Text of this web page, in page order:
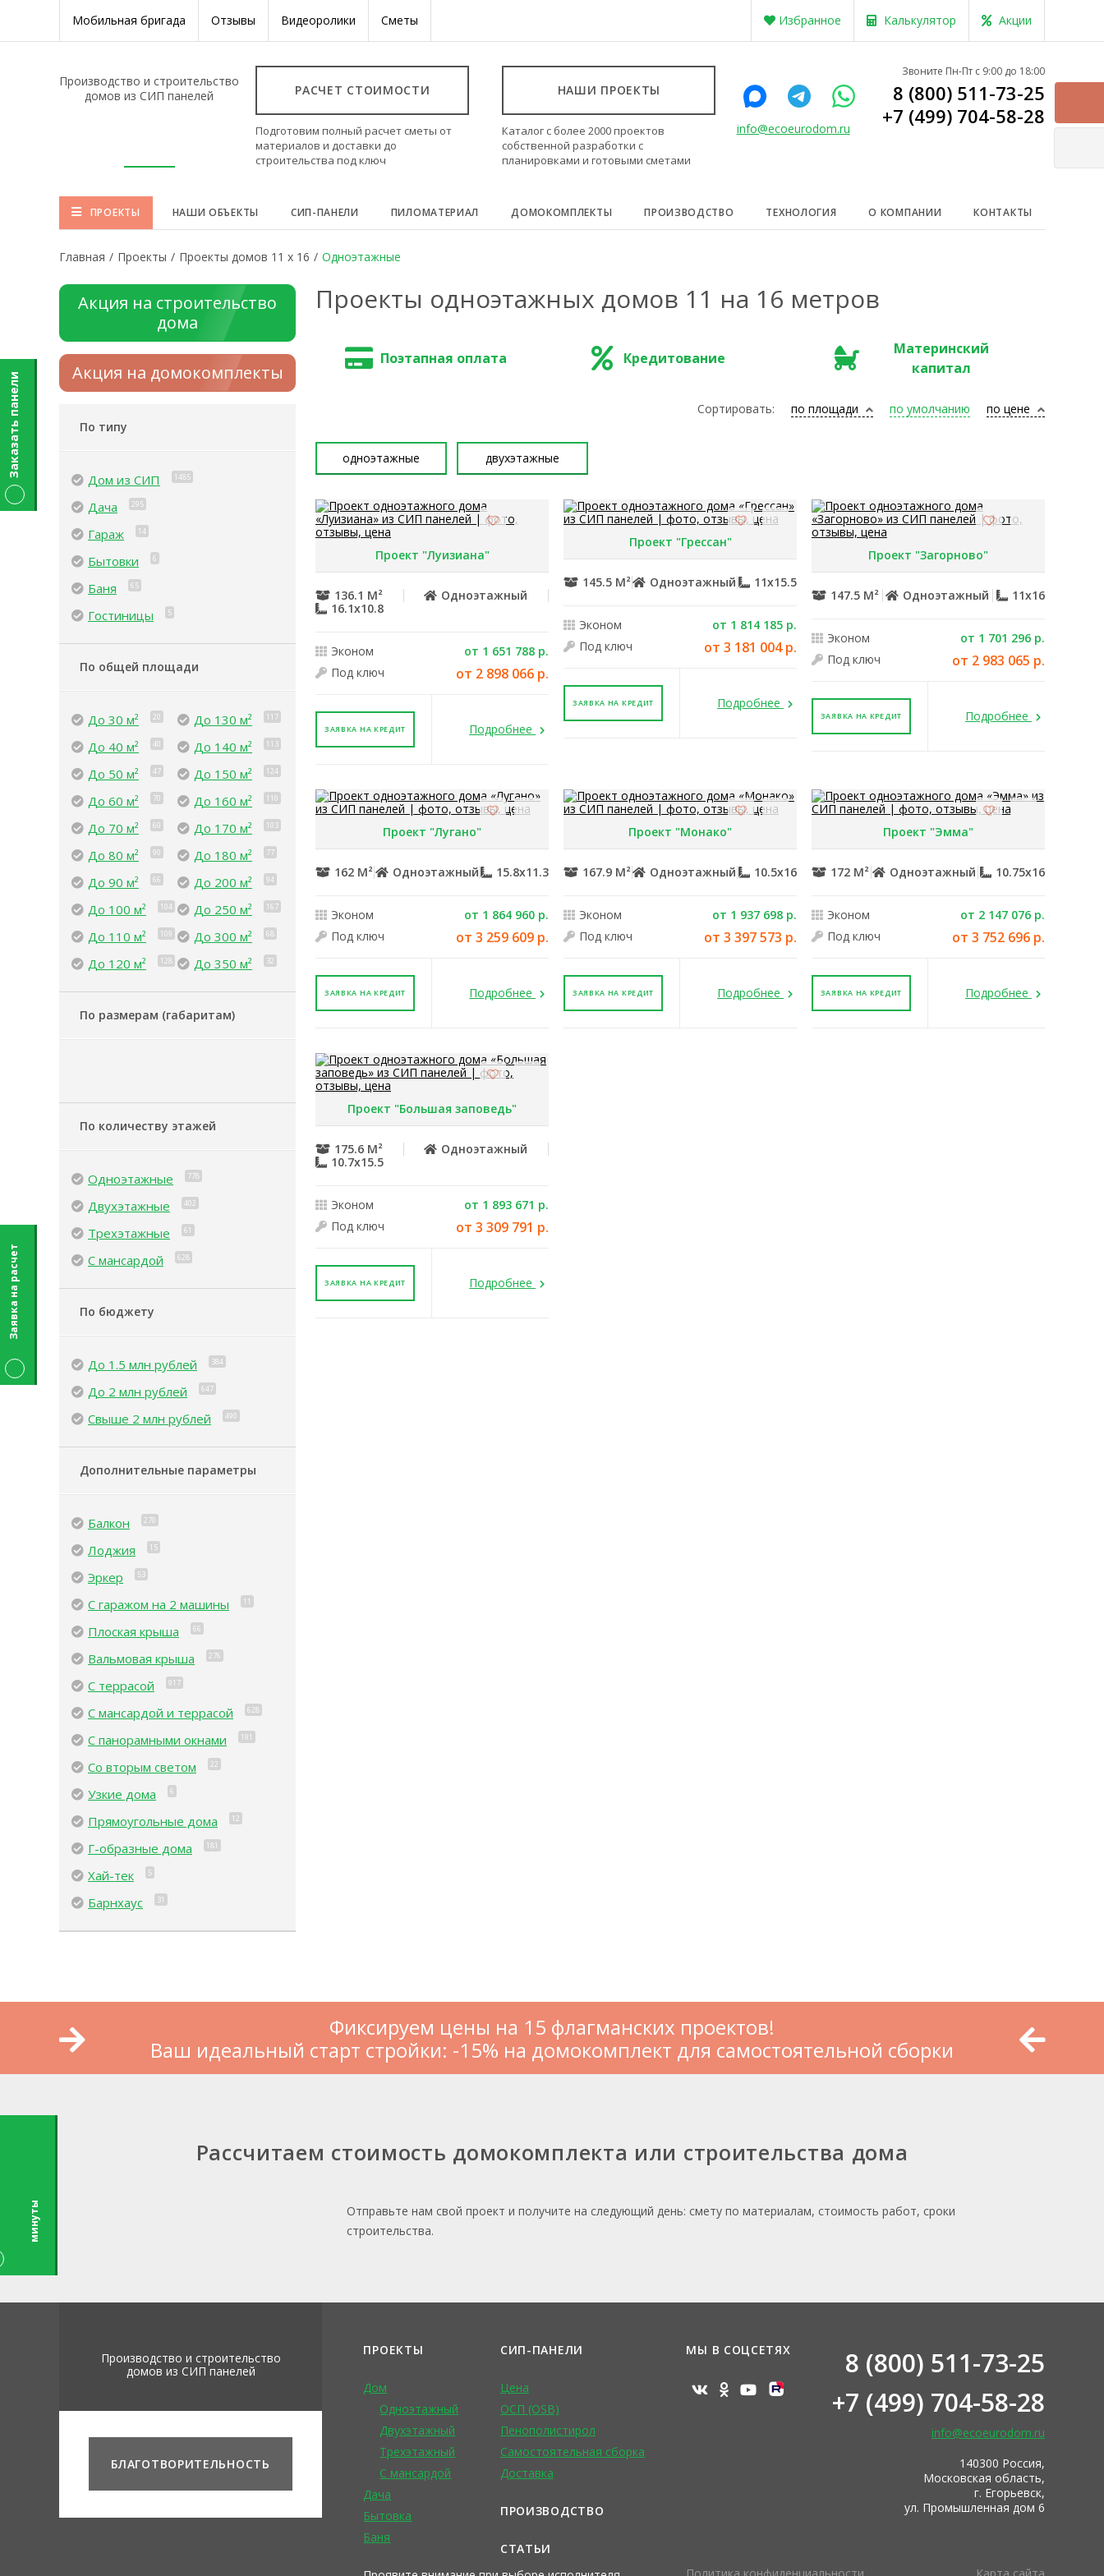
Мобильная бригада Отзывы Видеоролики Сметы Избранное Калькулятор Акции
Производство и строительство
домов из СИП панелей
РАСЧЕТ СТОИМОСТИ
Подготовим полный расчет сметы от
материалов и доставки до
строительства под ключ
НАШИ ПРОЕКТЫ
Каталог с более 2000 проектов
собственной разработки с
планировками и готовыми сметами
info@ecoeurodom.ru
Звоните Пн-Пт с 9:00 до 18:00
8 (800) 511-73-25
+7 (499) 704-58-28
ПРОЕКТЫ НАШИ ОБЪЕКТЫ СИП-ПАНЕЛИ ПИЛОМАТЕРИАЛ ДОМОКОМПЛЕКТЫ ПРОИЗВОДСТВО ТЕХНОЛОГИЯ О КОМПАНИИ КОНТАКТЫ
Главная / Проекты / Проекты домов 11 x 16 / Одноэтажные
Акция на строительство
дома
Акция на домокомплекты
По типу
Дом из СИП 1485
Дача 295
Гараж 14
Бытовки 6
Баня 65
Гостиницы 5
По общей площади
До 30 м² 20
До 40 м² 40
До 50 м² 47
До 60 м² 70
До 70 м² 60
До 80 м² 90
До 90 м² 66
До 100 м² 104
До 110 м² 109
До 120 м² 128
До 130 м² 117
До 140 м² 113
До 150 м² 124
До 160 м² 110
До 170 м² 103
До 180 м² 77
До 200 м² 94
До 250 м² 167
До 300 м² 68
До 350 м² 32
По размерам (габаритам)
По количеству этажей
Одноэтажные 778
Двухэтажные 402
Трехэтажные 61
С мансардой 628
По бюджету
До 1.5 млн рублей 384
До 2 млн рублей 647
Свыше 2 млн рублей 490
Дополнительные параметры
Балкон 270
Лоджия 15
Эркер 53
С гаражом на 2 машины 11
Плоская крыша 66
Вальмовая крыша 276
С террасой 917
С мансардой и террасой 628
С панорамными окнами 191
Со вторым светом 22
Узкие дома 6
Прямоугольные дома 12
Г-образные дома 181
Хай-тек 5
Барнхаус 31
Проекты одноэтажных домов 11 на 16 метров
Поэтапная оплата Кредитование
Материнский
капитал
Сортировать: по умолчанию
по площади по цене
одноэтажные двухэтажные
Проект "Луизиана"
136.1 М²
Одноэтажный
16.1x10.8
Эконом
от 1 651 788 р.
Под ключ
от 2 898 066 р.
ЗАЯВКА НА КРЕДИТ Подробнее
Проект "Грессан"
145.5 М² Одноэтажный 11x15.5
Эконом
от 1 814 185 р.
Под ключ
от 3 181 004 р.
ЗАЯВКА НА КРЕДИТ Подробнее
Проект "Загорново"
147.5 М² Одноэтажный 11x16
Эконом
от 1 701 296 р.
Под ключ
от 2 983 065 р.
ЗАЯВКА НА КРЕДИТ Подробнее
Проект "Лугано"
162 М² Одноэтажный 15.8x11.3
Эконом
от 1 864 960 р.
Под ключ
от 3 259 609 р.
ЗАЯВКА НА КРЕДИТ Подробнее
Проект "Монако"
167.9 М² Одноэтажный 10.5x16
Эконом
от 1 937 698 р.
Под ключ
от 3 397 573 р.
ЗАЯВКА НА КРЕДИТ Подробнее
Проект "Эмма"
172 М² Одноэтажный 10.75x16
Эконом
от 2 147 076 р.
Под ключ
от 3 752 696 р.
ЗАЯВКА НА КРЕДИТ Подробнее
Проект "Большая заповедь"
175.6 М²
Одноэтажный
10.7x15.5
Эконом
от 1 893 671 р.
Под ключ
от 3 309 791 р.
ЗАЯВКА НА КРЕДИТ Подробнее
Фиксируем цены на 15 флагманских проектов!
Ваш идеальный старт стройки: -15% на домокомплект для самостоятельной сборки
Рассчитаем стоимость домокомплекта или строительства дома
Отправьте нам свой проект и получите на следующий день: смету по материалам, стоимость работ, сроки
строительства.
Производство и строительство
домов из СИП панелей
БЛАГОТВОРИТЕЛЬНОСТЬ
ПРОЕКТЫ
Дом
Одноэтажный
Двухэтажный
Трехэтажный
С мансардой
Дача
Бытовка
Баня
СИП-ПАНЕЛИ
Цена
ОСП (OSB)
Пенополистирол
Самостоятельная сборка
Доставка
ПРОИЗВОДСТВО
СТАТЬИ
МЫ В СОЦСЕТЯХ
Политика конфиденциальности
8 (800) 511-73-25
+7 (499) 704-58-28
info@ecoeurodom.ru
140300 Россия,
Московская область,
г. Егорьевск,
ул. Промышленная дом 6
Карта сайта
Заказать панели
Заявка на расчет
ы